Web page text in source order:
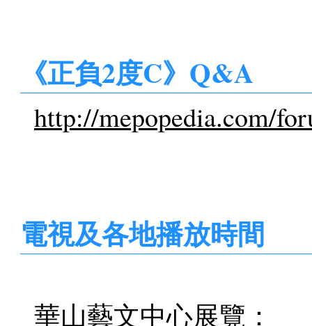
《正負2度C》Q&A
http://mepopedia.com/
電視及各地播放時間
華山藝文中心展覽：